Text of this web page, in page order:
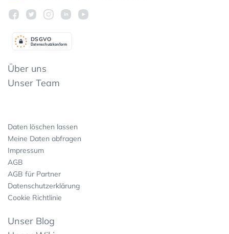
Datenschutzkonform
DSGVO
Über uns
Unser Team
Daten löschen lassen
Meine Daten abfragen
Impressum
AGB
AGB für Partner
Datenschutzerklärung
Cookie Richtlinie
Unser Blog